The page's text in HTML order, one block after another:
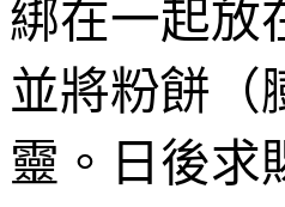
綁在一起放
並將粉餅（
靈。日後求